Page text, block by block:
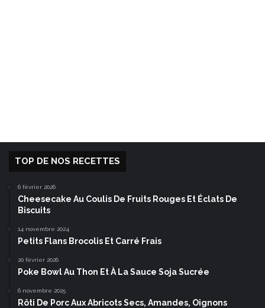
TOP DE NOS RECETTES
6 février 2026
Cheesecake Au Coulis De Fruits Rouges Et Éclats De
Biscuits
14 novembre 2024
Petits Flans Brocolis Et Carré Frais
20 février 2026
Poke Bowl Au Thon Et À La Sauce Soja Sucrée
6 novembre 2025
Rôti De Porc Aux Abricots Secs, Amandes, Oignons